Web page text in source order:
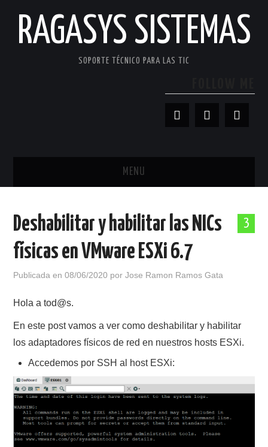
RAGASYS SISTEMAS
SOPORTE TÉCNICO PARA LAS TIC
MENU
ACERCA DE
3
Deshabilitar y habilitar las NICs
físicas en VMware ESXi 6.7
Publicada en08/06/2020 porJose Ramon Ramos Gata
Hola a tod@s.
En este post vamos a ver como deshabilitar y habilitar
los adaptadores físicos de red en nuestros hosts ESXi.
Accedemos por SSH al host ESXi: